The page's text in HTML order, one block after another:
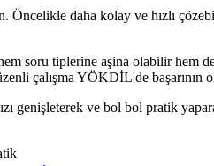
Öncelikle daha kolay ve hızlı
soru tiplerine aşina olabilir hem
çalışma YÖKDİL'de başarının
genişleterek ve bol bol pratik